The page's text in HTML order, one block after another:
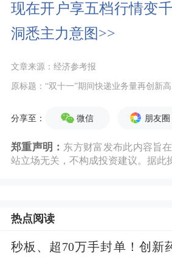
现在开户享五档行情变
洞悉主力意图>>
文章来源：经济参考报
原标题：“双十一”期间快递业务量再创新高
分享至： 微信 朋友圈
郑重声明： 东方财富发布此内容旨
站立场无关，不构成投资建议。据此
热点阅读
秒板、超70万手封单！创新